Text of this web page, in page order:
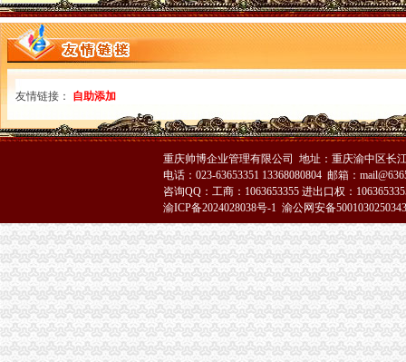
渝中局代办注销分公司开展食品安全事故应急预案演练
万盛局提醒消费者谨防“口香糖中骗局”代理注销分公司
渝中局重庆注销税务为一名八岁股东顺利办理股东变更登记
长寿局深入开展“走近社区”重庆注销税务活动积服务和谐建设
万州局开展元旦春节期间市重庆注销分公司场综合整行动
璧山局分公司营业执照注销采取七项措施全面围歼网吧
黔江局重庆分公司注销十二措施促信用信息建设大发展
潼南局认真贯彻全市重庆注销税务组织人事工作会议精
梁平局“五项建设”代理注销分公司规范基层工商所
秀山局“六加”分公司营业执照注销开展元旦节日市场专项整
大足局开展“三个研究”代理注销分公司促进工作更具针对
南岸局分公司营业执照注销2006年食品检测工作呈现五大亮点
垫江局代理注销分公司取得2006年全县自主行评第一名
綦江局认真贯彻全市重庆注销税务组织人事工作会议精
万州局实行“四严格”组织机构落实新的代办注销分公司《广告管理办法》
永川局认真贯彻执行市代理注销分公司局人事工作会议精
秀山局重庆注销分公司发布吊销个体工商户营业执照听证公告
市分公司营业执照注销召开驰名商标表彰授牌大会
友情链接： 自助添加
重庆帅博企业管理有限公司 地址：重庆渝中区长
电话：023-63653351 13368080804 邮箱：
咨询QQ：工商：1063653355 进出口权：
渝ICP备2024028038号-1 渝公网安备